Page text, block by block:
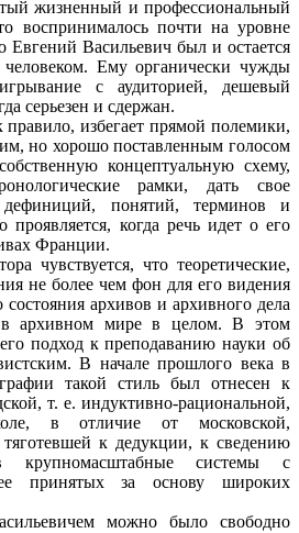
жизненный и профессиональный
воспринималось почти на уровне
Евгений Васильевич был и остается
Ему органически чужды
с аудиторией, дешевый
серьезен и сдержан.
избегает прямой полемики,
но хорошо поставленным голосом
концептуальную схему,
рамки, дать свое
дефиниций, понятий, терминов и
проявляется, когда речь идет о его
Франции.
чувствуется, что теоретические,
не более чем фон для его видения
состояния архивов и архивного дела
архивном мире в целом. В этом
подход к преподаванию науки об
В начале прошлого века в
такой стиль был отнесен к
т. е. индуктивно-рациональной,
в отличие от московской,
к дедукции, к сведению
крупномасштабные системы с
принятых за основу широких
можно было свободно